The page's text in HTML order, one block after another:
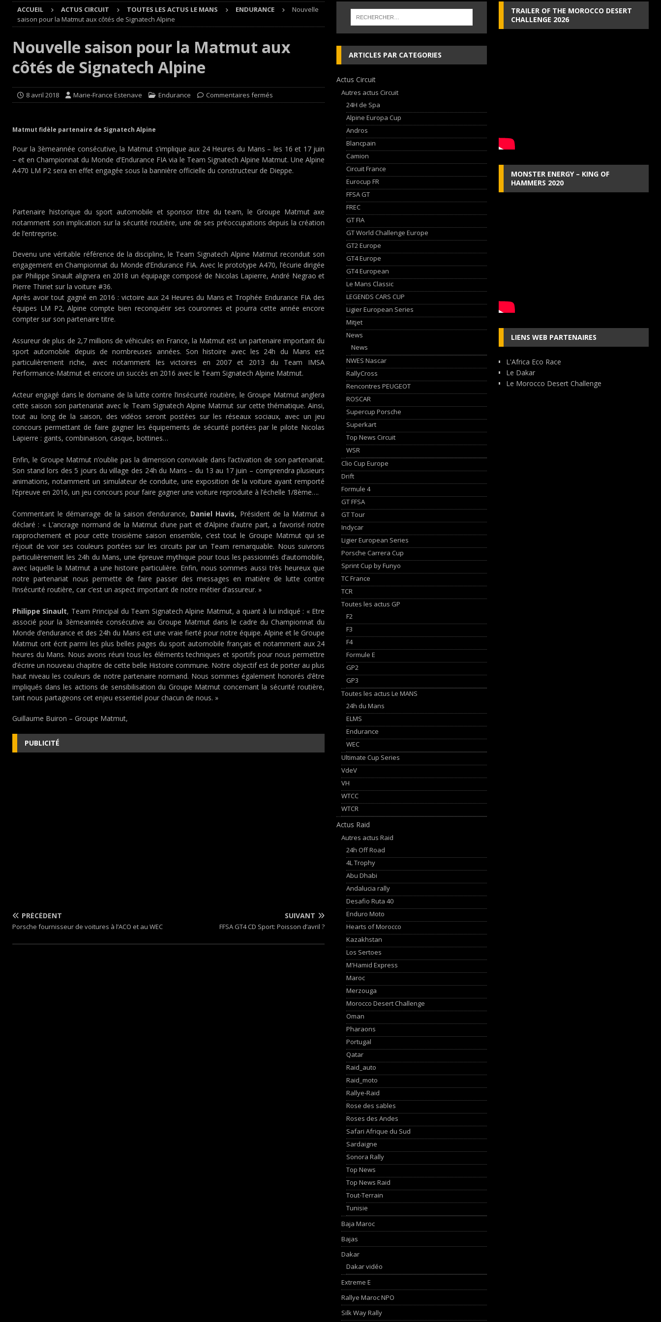
[ 4 août 2026 ]
Buggyra Organization and WINBO-DONGJIAN Automotive Technology sign strategic partnership
RALLYE-RAID
[ 4 août 2026 ] Paul Cauhaupé rejoint le cercle des vainqueurs en Porsche Carrera Cup France après son double succès à Magny-
Cours
EDITO CIRCUIT
EDITO RAID
ACCUEIL ACTUS CIRCUIT TOUTES LES ACTUS LE MANS ENDURANCE
Nouvelle
saison pour la Matmut aux côtés de Signatech Alpine
Nouvelle saison pour la Matmut aux
côtés de Signatech Alpine
8 avril 2018 Marie-France Estenave Endurance Commentaires fermés
Matmut fidèle partenaire de Signatech Alpine
Pour la 3èmeannée consécutive, la Matmut s’implique aux 24 Heures du Mans – les 16 et 17 juin
– et en Championnat du Monde d’Endurance FIA via le Team Signatech Alpine Matmut. Une Alpine
A470 LM P2 sera en effet engagée sous la bannière officielle du constructeur de Dieppe.
Partenaire historique du sport automobile et sponsor titre du team, le Groupe Matmut axe
notamment son implication sur la sécurité routière, une de ses préoccupations depuis la création
de l’entreprise.
Devenu une véritable référence de la discipline, le Team Signatech Alpine Matmut reconduit son
engagement en Championnat du Monde d’Endurance FIA. Avec le prototype A470, l’écurie dirigée
par Philippe Sinault alignera en 2018 un équipage composé de Nicolas Lapierre, André Negrao et
Pierre Thiriet sur la voiture #36.
Après avoir tout gagné en 2016 : victoire aux 24 Heures du Mans et Trophée Endurance FIA des
équipes LM P2, Alpine compte bien reconquérir ses couronnes et pourra cette année encore
compter sur son partenaire titre.
Assureur de plus de 2,7 millions de véhicules en France, la Matmut est un partenaire important du
sport automobile depuis de nombreuses années. Son histoire avec les 24h du Mans est
particulièrement riche, avec notamment les victoires en 2007 et 2013 du Team IMSA
Performance-Matmut et encore un succès en 2016 avec le Team Signatech Alpine Matmut.
Acteur engagé dans le domaine de la lutte contre l’insécurité routière, le Groupe Matmut anglera
cette saison son partenariat avec le Team Signatech Alpine Matmut sur cette thématique. Ainsi,
tout au long de la saison, des vidéos seront postées sur les réseaux sociaux, avec un jeu
concours permettant de faire gagner les équipements de sécurité portées par le pilote Nicolas
Lapierre : gants, combinaison, casque, bottines…
Enfin, le Groupe Matmut n’oublie pas la dimension conviviale dans l’activation de son partenariat.
Son stand lors des 5 jours du village des 24h du Mans – du 13 au 17 juin – comprendra plusieurs
animations, notamment un simulateur de conduite, une exposition de la voiture ayant remporté
l’épreuve en 2016, un jeu concours pour faire gagner une voiture reproduite à l’échelle 1/8ème….
Commentant le démarrage de la saison d’endurance, Daniel Havis, Président de la Matmut a
déclaré : « L’ancrage normand de la Matmut d’une part et d’Alpine d’autre part, a favorisé notre
rapprochement et pour cette troisième saison ensemble, c’est tout le Groupe Matmut qui se
réjouit de voir ses couleurs portées sur les circuits par un Team remarquable. Nous suivrons
particulièrement les 24h du Mans, une épreuve mythique pour tous les passionnés d’automobile,
avec laquelle la Matmut a une histoire particulière. Enfin, nous sommes aussi très heureux que
notre partenariat nous permette de faire passer des messages en matière de lutte contre
l’insécurité routière, car c’est un aspect important de notre métier d’assureur. »
Philippe Sinault, Team Principal du Team Signatech Alpine Matmut, a quant à lui indiqué : « Etre
associé pour la 3èmeannée consécutive au Groupe Matmut dans le cadre du Championnat du
Monde d’endurance et des 24h du Mans est une vraie fierté pour notre équipe. Alpine et le Groupe
Matmut ont écrit parmi les plus belles pages du sport automobile français et notamment aux 24
heures du Mans. Nous avons réuni tous les éléments techniques et sportifs pour nous permettre
d’écrire un nouveau chapitre de cette belle Histoire commune. Notre objectif est de porter au plus
haut niveau les couleurs de notre partenaire normand. Nous sommes également honorés d’être
impliqués dans les actions de sensibilisation du Groupe Matmut concernant la sécurité routière,
tant nous partageons cet enjeu essentiel pour chacun de nous. »
Guillaume Buiron – Groupe Matmut,
PUBLICITÉ
PRÉCÉDENT
Porsche fournisseur de voitures à l’ACO et au WEC
SUIVANT
FFSA GT4 CD Sport: Poisson d’avril ?
ARTICLES PAR CATEGORIES
Actus Circuit
Autres actus Circuit
24H de Spa
Alpine Europa Cup
Andros
Blancpain
Camion
Circuit France
Eurocup FR
FFSA GT
FREC
GT FIA
GT World Challenge Europe
GT2 Europe
GT4 Europe
GT4 European
Le Mans Classic
LEGENDS CARS CUP
Ligier European Series
Mitjet
News
News
NWES Nascar
RallyCross
Rencontres PEUGEOT
ROSCAR
Supercup Porsche
Superkart
Top News Circuit
WSR
Clio Cup Europe
Drift
Formule 4
GT FFSA
GT Tour
Indycar
Ligier European Series
Porsche Carrera Cup
Sprint Cup by Funyo
TC France
TCR
Toutes les actus GP
F2
F3
F4
Formule E
GP2
GP3
Toutes les actus Le MANS
24h du Mans
ELMS
Endurance
WEC
Ultimate Cup Series
VdeV
VH
WTCC
WTCR
Actus Raid
Autres actus Raid
24h Off Road
4L Trophy
Abu Dhabi
Andalucia rally
Desafio Ruta 40
Enduro Moto
Hearts of Morocco
Kazakhstan
Los Sertoes
M'Hamid Express
Maroc
Merzouga
Morocco Desert Challenge
Oman
Pharaons
Portugal
Qatar
Raid_auto
Raid_moto
Rallye-Raid
Rose des sables
Roses des Andes
Safari Afrique du Sud
Sardaigne
Sonora Rally
Top News
Top News Raid
Tout-Terrain
Tunisie
Baja Maroc
Bajas
Dakar
Dakar vidéo
Extreme E
Rallye Maroc NPO
Silk Way Rally
TRAILER OF THE MOROCCO DESERT
CHALLENGE 2026
MONSTER ENERGY – KING OF
HAMMERS 2020
LIENS WEB PARTENAIRES
L'Africa Eco Race
Le Dakar
Le Morocco Desert Challenge